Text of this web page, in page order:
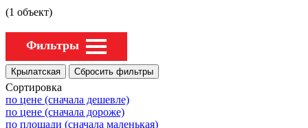
(1 объект)
Фильтры
Сортировка
по цене (сначала дешевле)
по цене (сначала дороже)
по площади (сначала маленькая)